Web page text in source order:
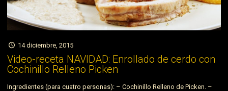
14 diciembre, 2015
Video-receta NAVIDAD: Enrollado de cerdo con
Cochinillo Relleno Picken
Ingredientes (para cuatro personas): – Cochinillo Relleno de Picken. –